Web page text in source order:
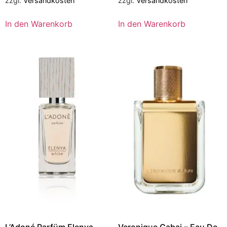
In den Warenkorb In den Warenkorb